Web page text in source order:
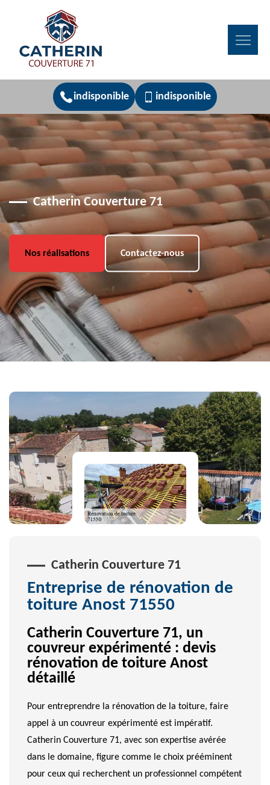
indisponible indisponible
Catherin Couverture 71
Nos réalisations Contactez-nous
Catherin Couverture 71
Entreprise de rénovation de
toiture Anost 71550
Catherin Couverture 71, un
couvreur expérimenté : devis
rénovation de toiture Anost
détaillé
Pour entreprendre la rénovation de la toiture, faire
appel à un couvreur expérimenté est impératif.
Catherin Couverture 71, avec son expertise avérée
dans le domaine, figure comme le choix prééminent
pour ceux qui recherchent un professionnel compétent